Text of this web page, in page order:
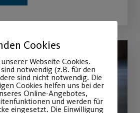
Cookies
Webseite Cookies.
sind notwendig (z.B. für den
sind nicht notwendig. Die
Cookies helfen uns bei der
Online-Angebotes,
und werden für
eingesetzt. Die Einwilligung